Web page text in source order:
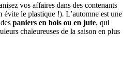
vos affaires dans des contenants
évite le plastique !). L’automne est une
paniers en bois ou en jute, qui
chaleureuses de la saison en plus